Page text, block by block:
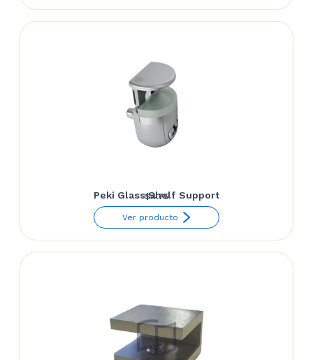
Peki Glass Shelf Support
$4.75
Ver producto